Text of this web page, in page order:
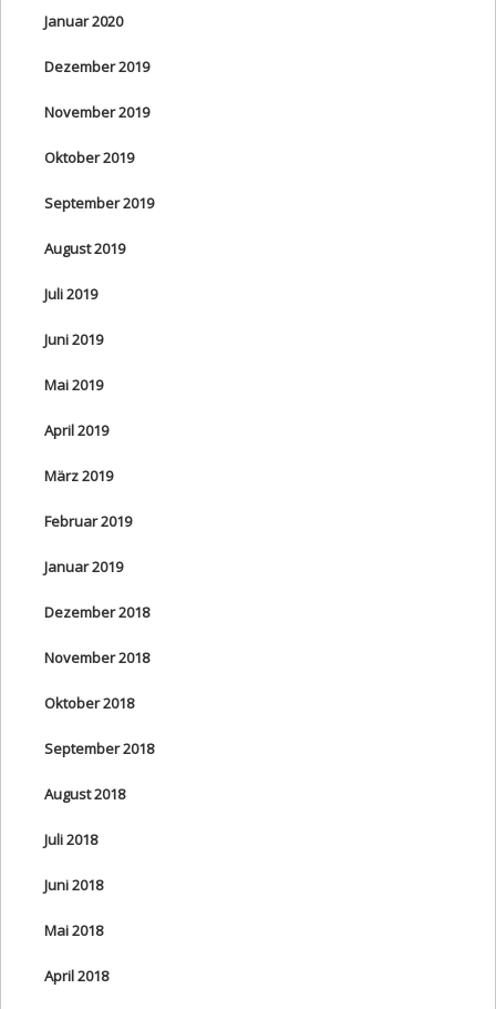
Januar 2020
Dezember 2019
November 2019
Oktober 2019
September 2019
August 2019
Juli 2019
Juni 2019
Mai 2019
April 2019
März 2019
Februar 2019
Januar 2019
Dezember 2018
November 2018
Oktober 2018
September 2018
August 2018
Juli 2018
Juni 2018
Mai 2018
April 2018